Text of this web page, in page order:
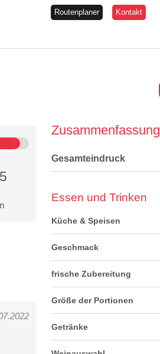
Routenplaner Kontakt
Zusammenfassung
Gesamteindruck
Essen und Trinken
Küche & Speisen
Geschmack
frische Zubereitung
Größe der Portionen
Getränke